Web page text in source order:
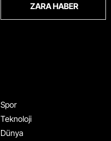
ZARA HABER
Spor
Teknoloji
Dünya